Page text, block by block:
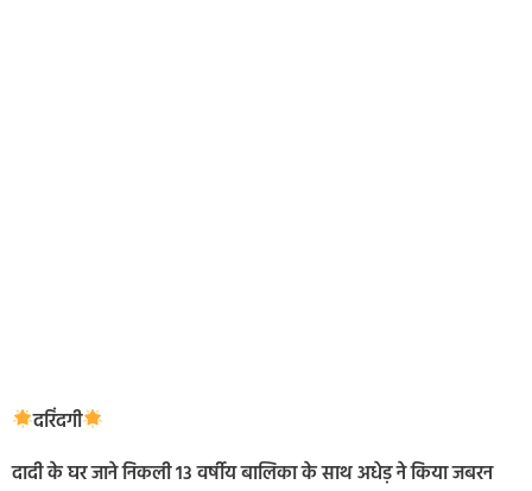
दरिंदगी
दादी के घर जाने निकली 13 वर्षीय बालिका के साथ अधेड़ ने किया जबरन